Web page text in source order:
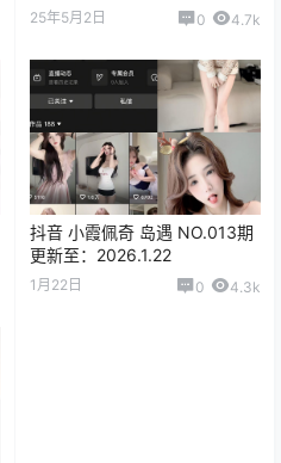
25年5月2日 0 4.7k
抖音 小霞佩奇 岛遇 NO.013期
更新至：2026.1.22
1月22日 0 4.3k